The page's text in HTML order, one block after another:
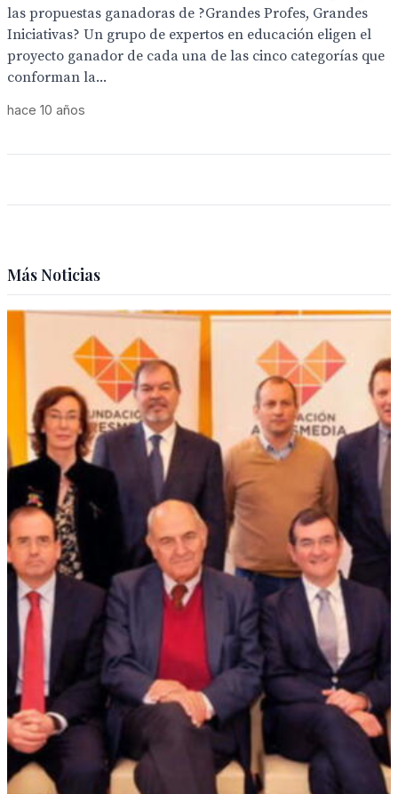
las propuestas ganadoras de ?Grandes Profes, Grandes
Iniciativas? Un grupo de expertos en educación eligen el
proyecto ganador de cada una de las cinco categorías que
conforman la...
hace 10 años
Más Noticias